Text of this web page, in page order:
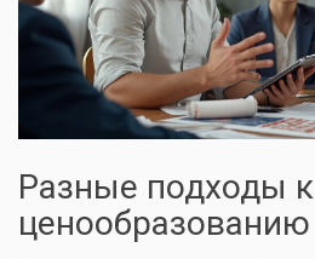
Разные подходы к
ценообразованию